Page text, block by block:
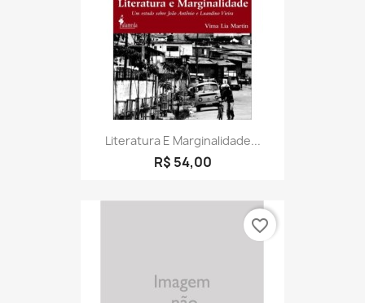
Literatura E Marginalidade...
R$ 54,00
favorite_border